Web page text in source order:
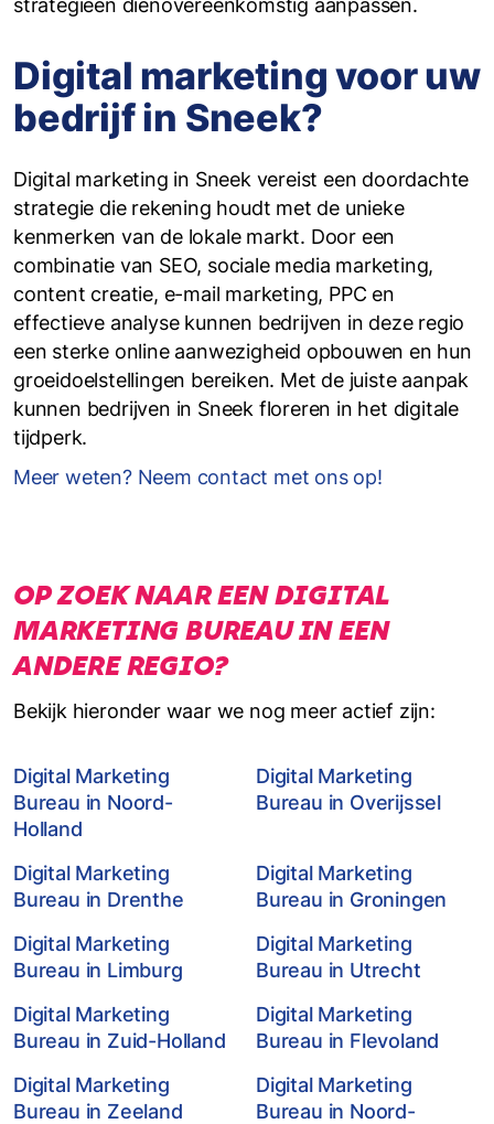
strategieën dienovereenkomstig aanpassen.
Digital marketing voor uw
bedrijf in Sneek?
Digital marketing in Sneek vereist een doordachte
strategie die rekening houdt met de unieke
kenmerken van de lokale markt. Door een
combinatie van SEO, sociale media marketing,
content creatie, e-mail marketing, PPC en
effectieve analyse kunnen bedrijven in deze regio
een sterke online aanwezigheid opbouwen en hun
groeidoelstellingen bereiken. Met de juiste aanpak
kunnen bedrijven in Sneek floreren in het digitale
tijdperk.
Meer weten? Neem contact met ons op!
OP ZOEK NAAR EEN DIGITAL
MARKETING BUREAU IN EEN
ANDERE REGIO?
Bekijk hieronder waar we nog meer actief zijn:
Digital Marketing
Bureau in Noord-
Holland
Digital Marketing
Bureau in Overijssel
Digital Marketing
Bureau in Drenthe
Digital Marketing
Bureau in Groningen
Digital Marketing
Bureau in Limburg
Digital Marketing
Bureau in Utrecht
Digital Marketing
Bureau in Zuid-Holland
Digital Marketing
Bureau in Flevoland
Digital Marketing
Bureau in Zeeland
Digital Marketing
Bureau in Noord-